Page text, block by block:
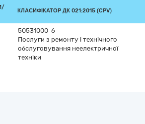
КЛАСИФІКАТОР ДК 021:2015 (CPV)
50531000-6
Послуги з ремонту і технічного
обслуговування неелектричної
техніки